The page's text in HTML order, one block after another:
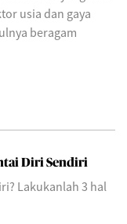
usia dan gaya
beragam
Diri Sendiri
Lakukanlah 3 hal